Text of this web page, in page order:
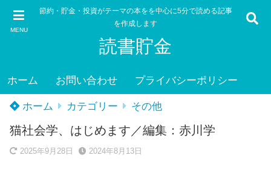
MENU
節約・貯金・投資がテーマの本をを中心に5分で読める記事
を作成します
読書貯金
ホーム お問い合わせ プライバシーポリシー
ホーム カテゴリー その他
猫社会学、はじめます／編集：赤川学
2025年9月28日 2024年8月13日